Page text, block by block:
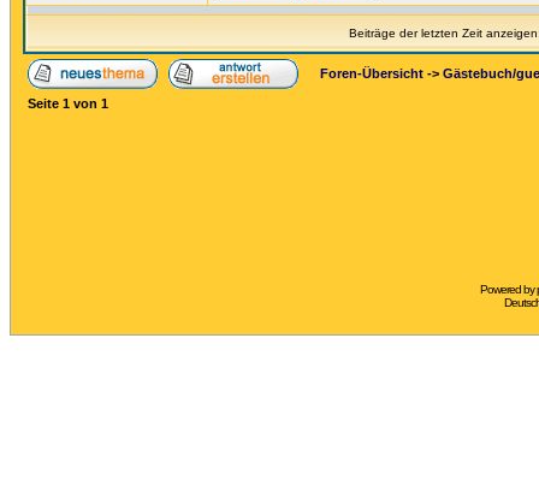
Beiträge der letzten Zeit
Foren-Übersicht -> Gästebuch/
Seite 1 von 1
Powered by